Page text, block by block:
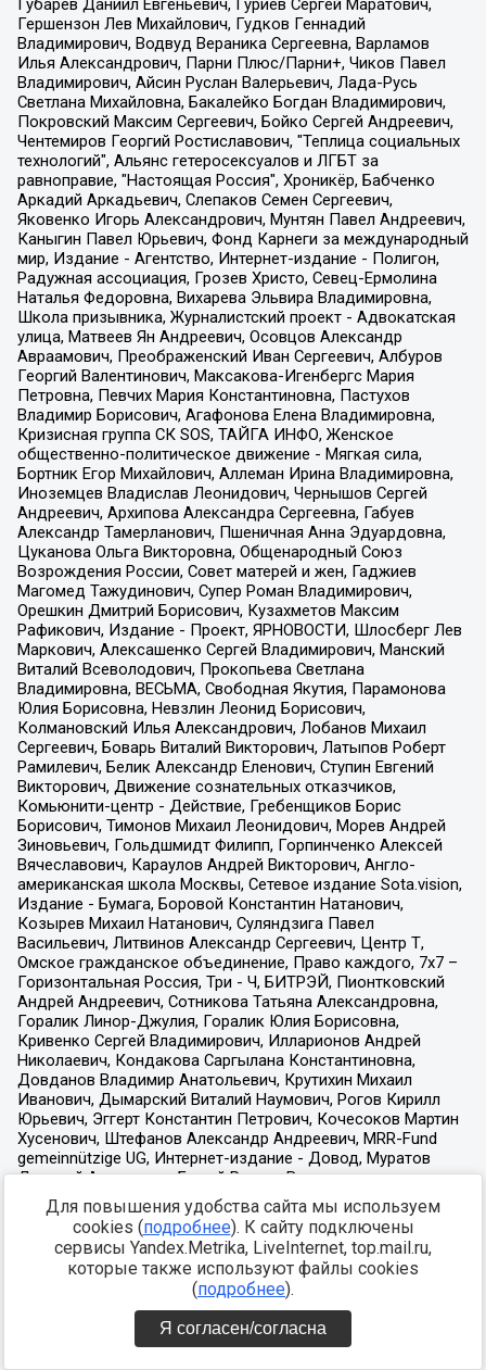
Для повышения удобства сайта мы используем
cookies (подробнее). К сайту подключены
сервисы Yandex.Metrika, LiveInternet, top.mail.ru,
которые также используют файлы cookies
(подробнее).
Я согласен/согласна